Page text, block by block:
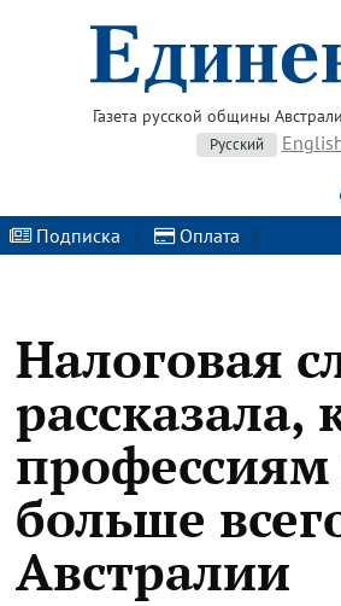
Газета русской общины
Русский
Подписка | Оплата |
Налоговая
рассказала,
профессиям
больше
Австралии